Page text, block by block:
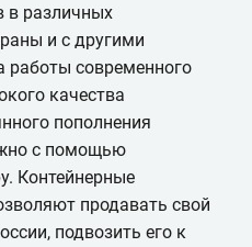
в различных
и с другими
работы современного
качества
пополнения
с помощью
Контейнерные
продавать свой
подвозить его к